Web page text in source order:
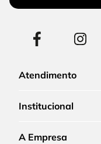
Atendimento
Institucional
A Empresa